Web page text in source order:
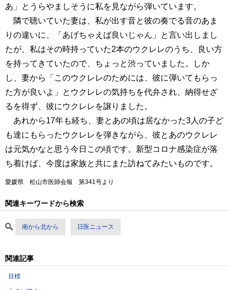
あ」とうらやましそうに私を見ながら弾いています。
隣で聴いていた妻は、私が出す音と彼の奏でる音のあま
りの違いに、「あげちゃえば良いじゃん」と言い出しまし
たが、私はその時持っていた2本のウクレレのうち、良い方
を持ってきていたので、ちょっと渋っていました。しか
し、妻から「このウクレレのためには、彼に弾いてもらっ
た方が良いよ」とウクレレの気持ちを代弁され、納得せざ
るを得ず、彼にウクレレを譲りました。
あれから17年も経ち、妻とあの頃は居なかった3人の子ど
も達にもらったウクレレを弾きながら、彼とあのウクレレ
は元気かなと思う今日この頃です。新型コロナ感染症が落
ち着けば、今度は家族と共にまた訪ねてみたいものです。
愛媛県 松山市医師会報 第341号より
関連キーワードから検索
南から北から 日医ニュース
関連記事
目標